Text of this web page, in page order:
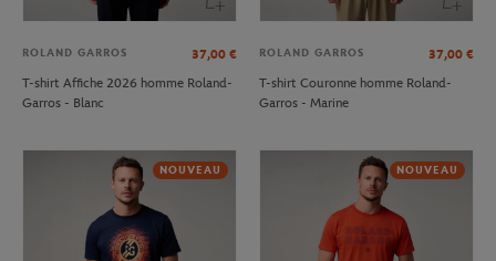
ROLAND GARROS 37,00 €
T-shirt Affiche 2026 homme Roland-
Garros - Blanc
ROLAND GARROS 37,00 €
T-shirt Couronne homme Roland-
Garros - Marine
NOUVEAU NOUVEAU